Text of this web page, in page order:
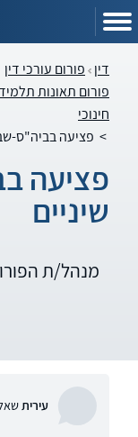
דין פורום עורכי דין
פורום תאונות
חינוכי
> פציעה בביה"ס-
פציעה
שיניים
מנהל/ת
עירית